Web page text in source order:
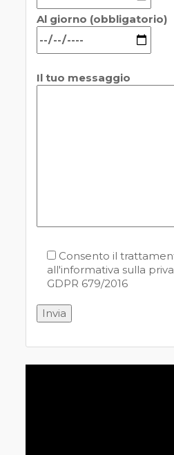
Al giorno (obbligatorio)
Il tuo messaggio
Consento il
all'informativa sulla
GDPR 679/2016